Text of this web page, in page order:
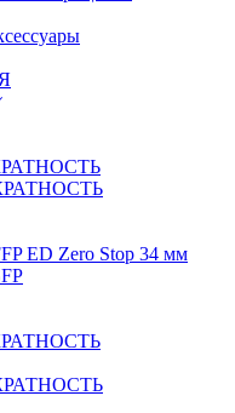
ED Zero Stop 34 мм